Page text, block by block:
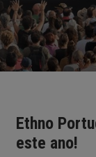
Ethno
este ano!